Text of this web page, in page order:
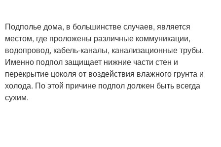
Подполье дома, в большинстве случаев, является
местом, где проложены различные коммуникации,
водопровод, кабель-каналы, канализационные трубы.
Именно подпол защищает нижние части стен и
перекрытие цоколя от воздействия влажного грунта и
холода. По этой причине подпол должен быть всегда
сухим.